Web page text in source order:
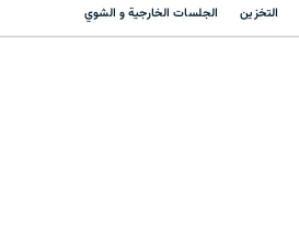
التخزين الجلسات الخارجية و الشوي